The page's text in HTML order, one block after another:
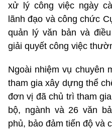
xử lý công việc ngày
lãnh đạo và công chức
quản lý văn bản và
giải quyết công việc
Ngoài nhiệm vụ chuyên
tham gia xây dựng thể
đơn vị đã chủ trì tham
bộ, ngành và 26 văn
phủ, bảo đảm tiến độ và